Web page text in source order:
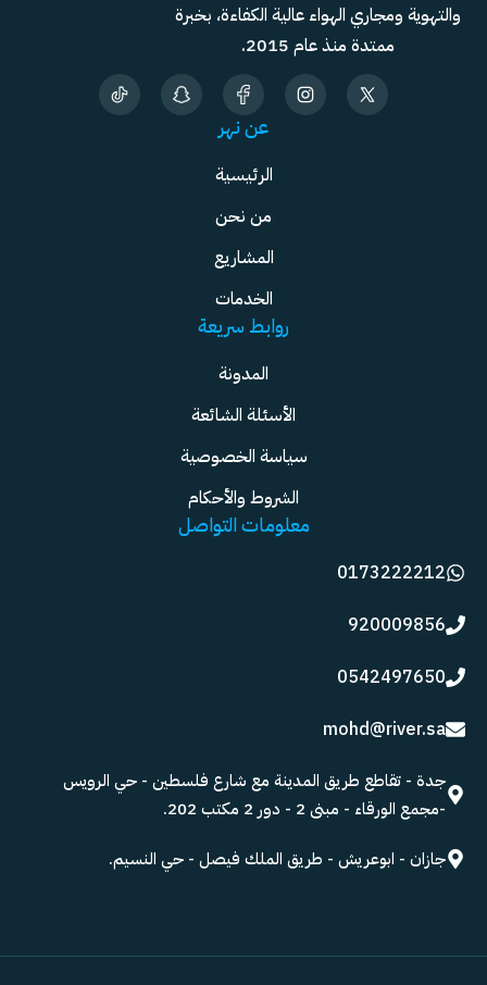
والتهوية ومجاري الهواء عالية الكفاءة، بخبرة
ممتدة منذ عام 2015.
عن نهر
الرئيسية
من نحن
المشاريع
الخدمات
روابط سريعة
المدونة
الأسئلة الشائعة
سياسة الخصوصية
الشروط والأحكام
معلومات التواصل
0173222212
920009856
0542497650
mohd@river.sa
جدة - تقاطع طريق المدينة مع شارع فلسطين - حي الرويس
-مجمع الورقاء - مبنى 2 - دور 2 مكتب 202.
جازان - ابوعريش - طريق الملك فيصل - حي النسيم.